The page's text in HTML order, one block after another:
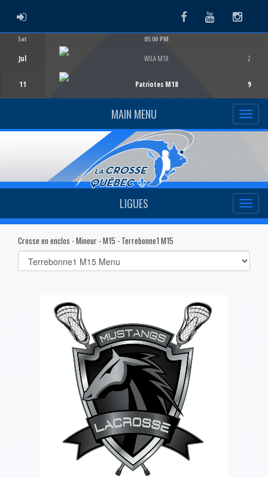
ADMIN LOGIN FacebookYoutube
Sat
Jul
11
05:00 PM
WILA M18
Patriotes M18
2
9
MAIN MENU
LIGUES
Crosse en enclos - Mineur - M15 - Terrebonne1 M15
Select
list(select